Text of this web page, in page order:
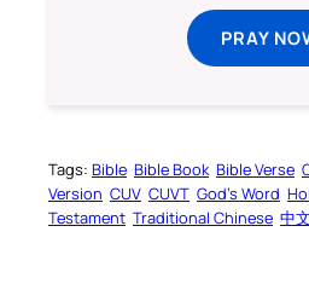
PRAY
Tags: Bible Bible Book Bible Verse
Version CUV CUVT God’s Word
Testament Traditional Chinese 中